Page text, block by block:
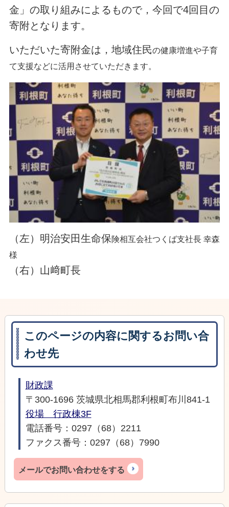
金」の取り組みによるもので，今回で4回目の
寄附となります。
いただいた寄附金は，地域住民の健康増進や子育
て支援などに活用させていただきます。
（左）明治安田生命保険相互会社つくば支社長 幸森
様
（右）山﨑町長
このページの内容に関するお問い合
わせ先
財政課
〒300-1696 茨城県北相馬郡利根町布川841-1
役場 行政棟3F
電話番号：0297（68）2211
ファクス番号：0297（68）7990
メールでお問い合わせをする